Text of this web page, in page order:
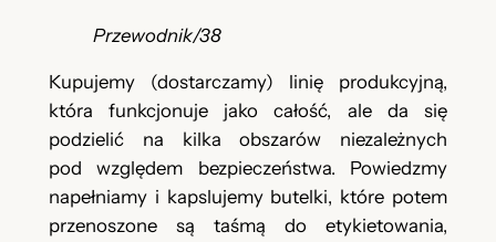
Przewodnik/38
Kupujemy (dostarczamy) linię produkcyjną,
która funkcjonuje jako całość, ale da się
podzielić na kilka obszarów niezależnych
pod względem bezpieczeństwa. Powiedzmy
napełniamy i kapslujemy butelki, które potem
przenoszone są taśmą do etykietowania,